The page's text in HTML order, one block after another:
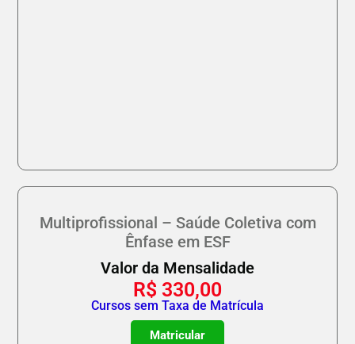
Multiprofissional – Saúde Coletiva com
Ênfase em ESF
Valor da Mensalidade
R$ 330,00
Cursos sem Taxa de Matrícula
Matricular